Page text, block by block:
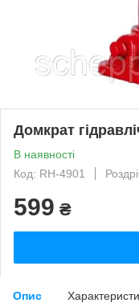
Домкрат
В наявності
Код: RH-4901
599 ₴
Опис